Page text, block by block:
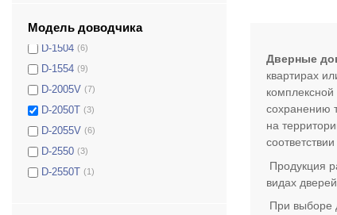
Модель доводчика
D-1200T (8)
D-1504 (6)
D-1554 (9)
D-2005V (7)
D-2050T (3)
D-2055V (6)
D-2550 (3)
D-2550T (1)
Дверные
квартирах
сохранению
на
Продукция
видах
При выборе